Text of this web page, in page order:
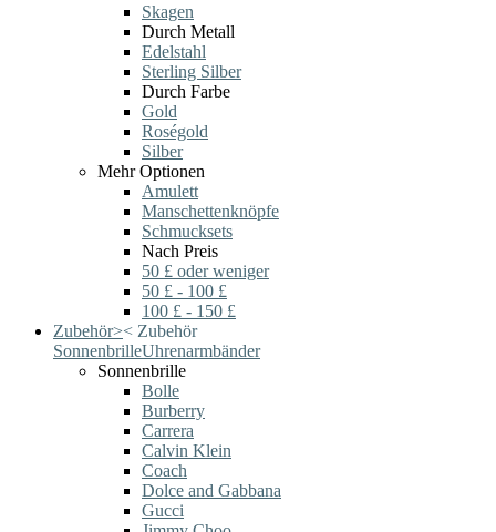
Skagen
Durch Metall
Edelstahl
Sterling Silber
Durch Farbe
Gold
Roségold
Silber
Mehr Optionen
Amulett
Manschettenknöpfe
Schmucksets
Nach Preis
50 £ oder weniger
50 £ - 100 £
100 £ - 150 £
Zubehör>< Zubehör
SonnenbrilleUhrenarmbänder
Sonnenbrille
Bolle
Burberry
Carrera
Calvin Klein
Coach
Dolce and Gabbana
Gucci